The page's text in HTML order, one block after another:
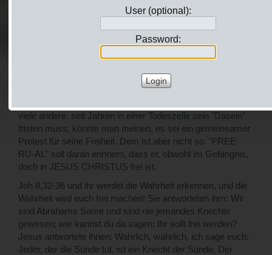
Page Menu News
User (optional):
Password:
FREE RU-AL
Free RU-AL ... ein kleines persönliches Geschenk von
viele andere, seit Jahren in einer Todeszelle sein "Dasein"
fristen muss, könnte man meinen, es sei ein gemeinsamer
Protest für seine Freiheit. Dem ist aber nicht so. "FREE
RU-AL" soll daran erinnern, dass er, obwohl im Gefängnis,
doch in JESUS CHRISTUS frei ist.
Joh 8,32-36 und ihr werdet die Wahrheit erkennen, und die
Wahrheit wird euch frei machen! Sie antworteten ihm: Wir
sind Abrahams Same und sind nie jemandes Knechte
gewesen; wie kannst du da sagen: Ihr sollt frei werden?
Jesus antwortete ihnen: Wahrlich, wahrlich, ich sage euch:
Jeder, der die Sünde tut, ist ein Knecht der Sünde. Der